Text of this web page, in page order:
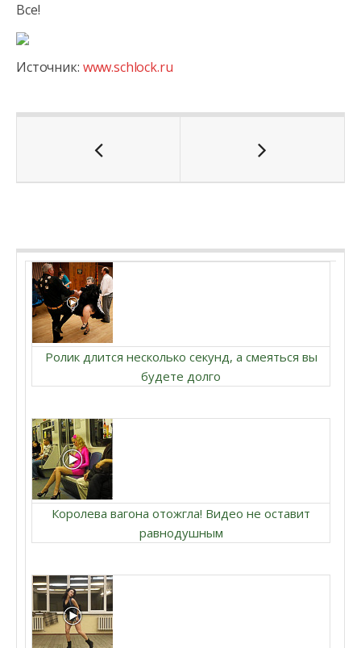
Все!
Источник: www.schlock.ru
Ролик длится несколько секунд, а смеяться вы
будете долго
Королева вагона отожгла! Видео не оставит
равнодушным